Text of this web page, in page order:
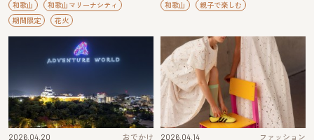
和歌山
和歌山マリーナシティ
期間限定
花火
和歌山
親子で楽しむ
2026.04.20 おでかけ 2026.04.14 ファッション